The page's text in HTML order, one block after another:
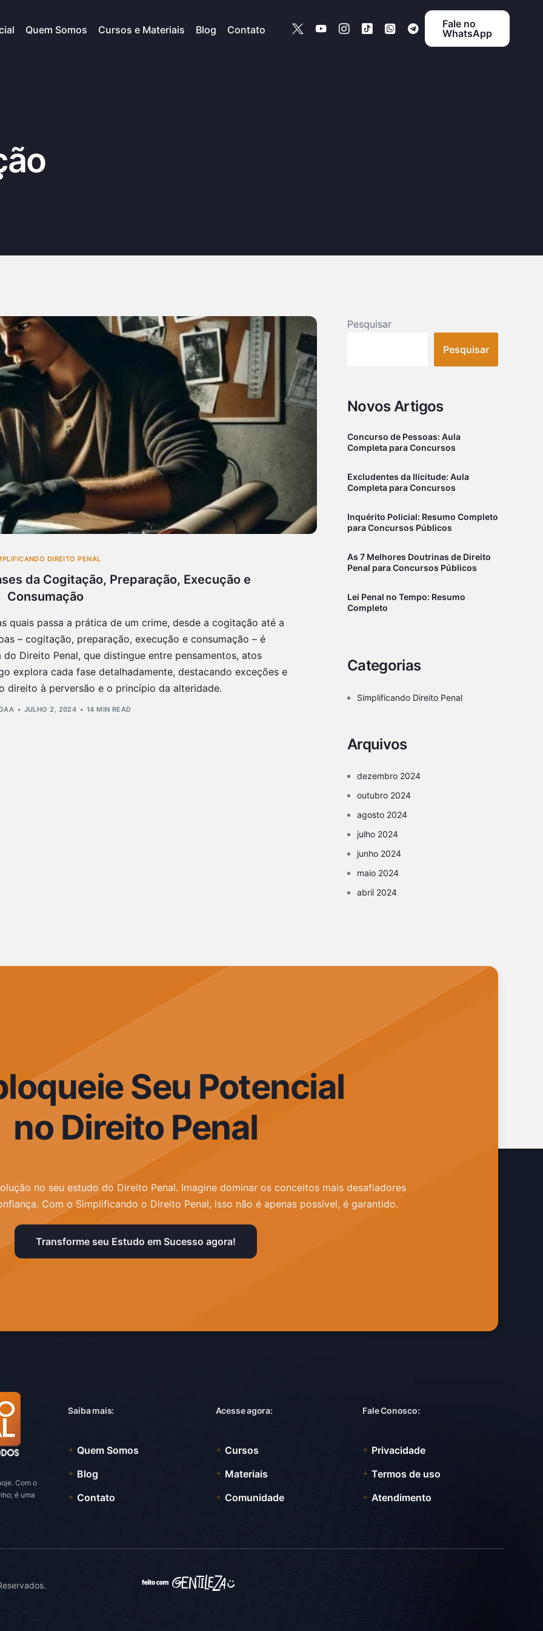
Quem Somos Cursos e Materiais Blog Contato
Fale no
WhatsApp
DIREITO PENAL
da Cogitação, Preparação, Execução e
Consumação
quais passa a prática de um crime, desde a cogitação até a
– cogitação, preparação, execução e consumação – é
Direito Penal, que distingue entre pensamentos, atos
explora cada fase detalhadamente, destacando exceções e
direito à perversão e o princípio da alteridade.
JULHO 2, 2024 14 MIN READ
Pesquisar
Pesquisar
Novos Artigos
Concurso de Pessoas: Aula
Completa para Concursos
Excludentes da Ilicitude: Aula
Completa para Concursos
Inquérito Policial: Resumo Completo
para Concursos Públicos
As 7 Melhores Doutrinas de Direito
Penal para Concursos Públicos
Lei Penal no Tempo: Resumo
Completo
Categorias
Simplificando Direito Penal
Arquivos
dezembro 2024
outubro 2024
agosto 2024
julho 2024
junho 2024
maio 2024
abril 2024
Seu Potencial
no Direito Penal
no seu estudo do Direito Penal. Imagine dominar os conceitos mais desafiadores
Com o Simplificando o Direito Penal, isso não é apenas possível, é garantido.
Transforme seu Estudo em Sucesso agora!
Com o
é uma
Saiba mais:
Quem Somos
Blog
Contato
Acesse agora:
Cursos
Materiais
Comunidade
Fale Conosco:
Privacidade
Termos de uso
Atendimento